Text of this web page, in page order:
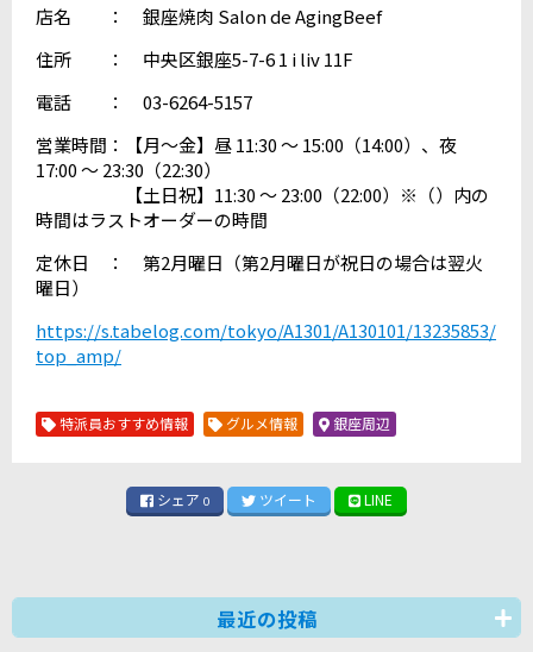
店名 ： 銀座焼肉 Salon de AgingBeef
住所 ： 中央区銀座5-7-6 1 i liv 11F
電話 ： 03-6264-5157
営業時間：【月～金】昼 11:30 ～ 15:00（14:00）、夜
17:00 ～ 23:30（22:30）
【土日祝】11:30 ～ 23:00（22:00）※（）内の
時間はラストオーダーの時間
定休日 ： 第2月曜日（第2月曜日が祝日の場合は翌火
曜日）
https://s.tabelog.com/tokyo/A1301/A130101/13235853/
top_amp/
特派員おすすめ情報 グルメ情報 銀座周辺
シェア 0 ツイート LINE
最近の投稿